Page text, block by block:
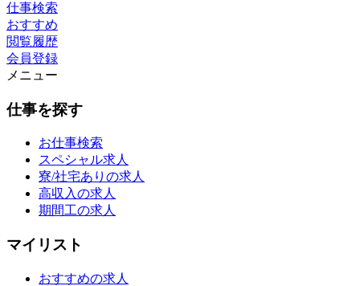
仕事検索
おすすめ
閲覧履歴
会員登録
メニュー
仕事を探す
お仕事検索
スペシャル求人
寮/社宅ありの求人
高収入の求人
期間工の求人
マイリスト
おすすめの求人